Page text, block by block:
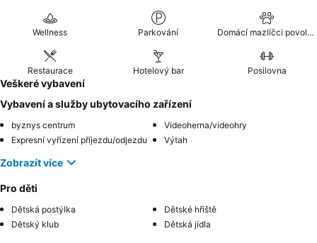
Wellness Parkování Domácí mazlíčci povoleni
Restaurace Hotelový bar Posilovna
Veškeré vybavení
Vybavení a služby ubytovacího zařízení
byznys centrum
Videoherna/videohry
Expresní vyřízení příjezdu/odjezdu
Výtah
Zobrazít více
Pro děti
Dětská postýlka
Dětské hřiště
Dětský klub
Dětská jídla